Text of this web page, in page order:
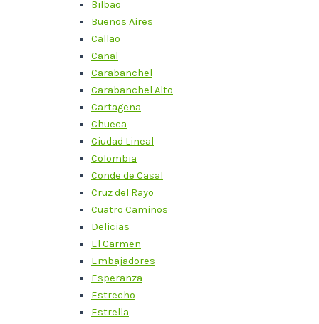
Bilbao
Buenos Aires
Callao
Canal
Carabanchel
Carabanchel Alto
Cartagena
Chueca
Ciudad Lineal
Colombia
Conde de Casal
Cruz del Rayo
Cuatro Caminos
Delicias
El Carmen
Embajadores
Esperanza
Estrecho
Estrella